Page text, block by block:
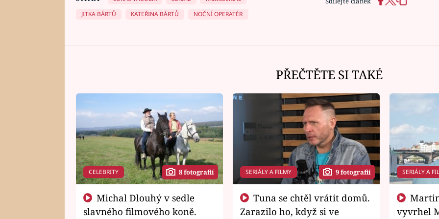
JITKA BÁRTŮ
KATEŘINA BÁRTŮ NOČNÍ OPERATÉR
PŘEČTĚTE SI TAKÉ
CELEBRITY 8 fotografií
slavného filmového koně.
SERIÁLY A FILMY 9 fotografií
Zarazilo ho, když si ve
SERIÁLY A
vyvrhel